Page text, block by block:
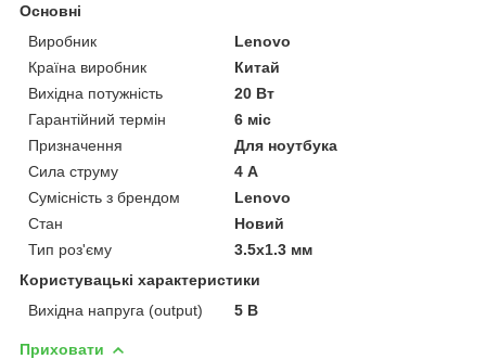
Основні
Виробник
Lenovo
Країна виробник
Китай
Вихідна потужність
20 Вт
Гарантійний термін
6 міс
Призначення
Для ноутбука
Сила струму
4 А
Сумісність з брендом
Lenovo
Стан
Новий
Тип роз'єму
3.5х1.3 мм
Користувацькі характеристики
Вихідна напруга (output)
5 В
Приховати